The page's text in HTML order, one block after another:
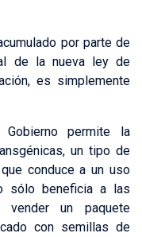
por parte de
de la nueva ley de
es simplemente
permite la
un tipo de
conduce a un uso
sólo beneficia a las
un paquete
con semillas de